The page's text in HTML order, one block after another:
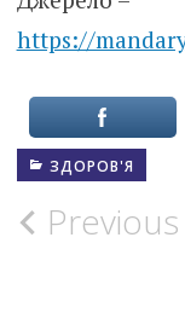
https://
ЗДОРОВ'Я
Post
Previous